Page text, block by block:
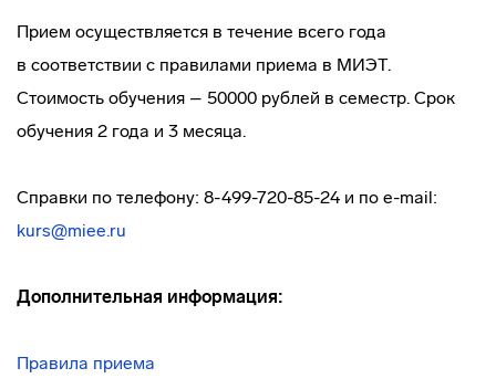
Прием осуществляется в течение всего года
в соответствии с правилами приема в МИЭТ.
Стоимость обучения – 50000 рублей в семестр. Срок
обучения 2 года и 3 месяца.
Справки по телефону: 8-499-720-85-24 и по e-mail:
kurs@miee.ru
Дополнительная информация:
Правила приема